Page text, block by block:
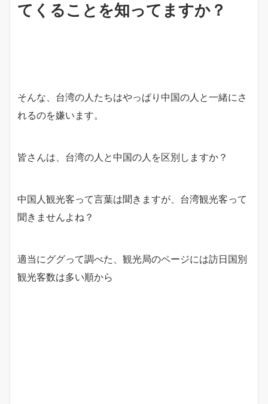
てくることを知ってますか？
そんな、台湾の人たちはやっぱり中国の人と一緒にさ
れるのを嫌います。
皆さんは、台湾の人と中国の人を区別しますか？
中国人観光客って言葉は聞きますが、台湾観光客って
聞きませんよね？
適当にググって調べた、観光局のページには訪日国別
観光客数は多い順から